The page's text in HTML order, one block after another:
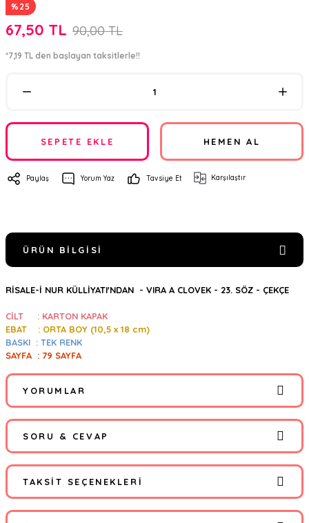
%25
67,50 TL 90,00 TL
*7,19 TL den başlayan taksitlerle!!
SEPETE EKLE HEMEN AL
Paylaş Yorum Yaz Tavsiye Et Karşılaştır
ÜRÜN BILGISI
RİSALE-İ NUR KÜLLİYATI'NDAN - VIRA A CLOVEK - 23. SÖZ - ÇEKÇE
CİLT : KARTON KAPAK
EBAT : ORTA BOY (10,5 x 18 cm)
BASKI : TEK RENK
SAYFA : 79 SAYFA
YORUMLAR
Bu ürüne ilk yorumu siz yapın!
Yorum Yaz
SORU & CEVAP
Ürün hakkında henüz soru sorulmamış.
TAKSIT SEÇENEKLERI